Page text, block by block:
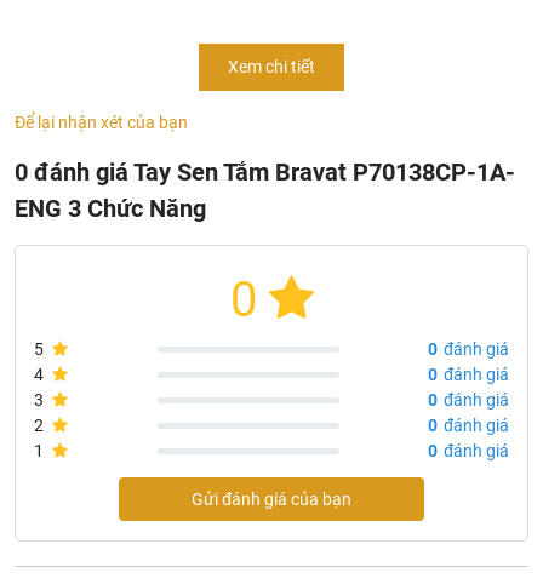
- Mã sản phẩm:P70138CP-1A-ENG
- Sen tắm tay 3 chức năng ABS
- Mạ: chrome
- Sản xuất tại: Trung Quốc
Xem chi tiết
Để lại nhận xét của bạn
0 đánh giá Tay Sen Tắm Bravat P70138CP-1A-
ENG 3 Chức Năng
0
5 0 đánh giá
4
0 đánh giá
3
0 đánh giá
2
0 đánh giá
1
0 đánh giá
Gửi đánh giá của bạn